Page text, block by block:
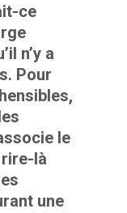
ce
n’y a
Pour
le
là
une